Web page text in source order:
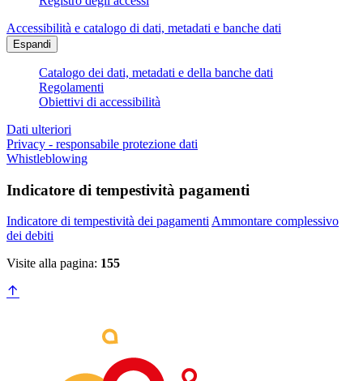
Accessibilità e catalogo di dati, metadati e banche dati
Espandi
Catalogo dei dati, metadati e della banche dati
Regolamenti
Obiettivi di accessibilità
Dati ulteriori
Privacy - responsabile protezione dati
Whistleblowing
Indicatore di tempestività pagamenti
Indicatore di tempestività dei pagamentiAmmontare complessivo
dei debiti
Visite alla pagina: 155